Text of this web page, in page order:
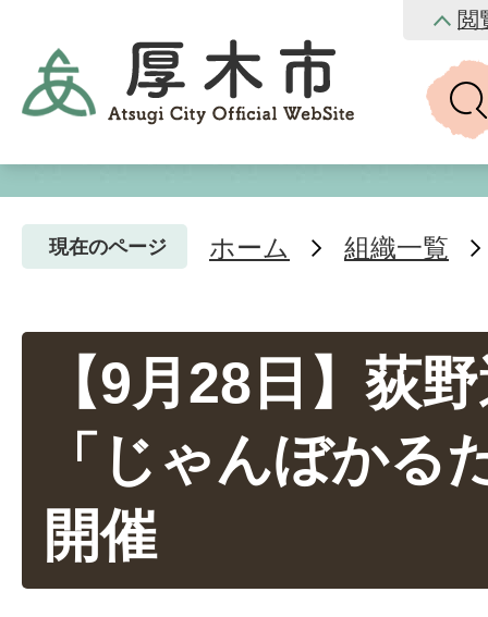
閲
現在のページ ホーム 組織一覧
【9月28日】荻
「じゃんぼかる
開催